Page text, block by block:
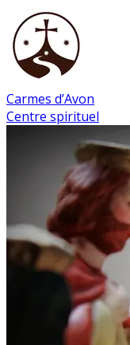
Carmes d’Avon
Centre spirituel